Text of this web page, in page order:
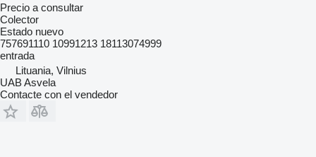
Precio a consultar
Colector
Estado nuevo
757691110 10991213 18113074999
entrada
Lituania, Vilnius
UAB Asvela
Contacte con el vendedor